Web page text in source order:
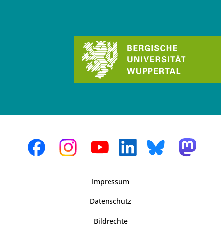
Impressum
Datenschutz
Bildrechte